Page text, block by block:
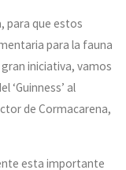
para que estos
para la fauna
iniciativa, vamos
‘Guinness’ al
de Cormacarena,
esta importante